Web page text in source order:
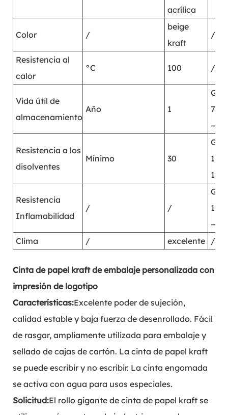
acrílica
Color /
beige
kraft
/
Resistencia al
calor
°C 100 /
Vida útil de
almacenamiento
Año 1
GB/
Resistencia a los
disolventes
Mínimo 30
GB/
1992
Resistencia
Inflamabilidad
/ /
GB/
Clima
/ excelente /
Cinta de papel kraft de embalaje personalizada con
impresión de logotipo
Características:Excelente poder de sujeción,
calidad estable y baja fuerza de desenrollado. Fácil
de rasgar, ampliamente utilizada para embalaje y
sellado de cajas de cartón. La cinta de papel kraft
se puede escribir y no escribir. La cinta engomada
se activa con agua para usos especiales.
Solicitud:El rollo gigante de cinta de papel kraft se